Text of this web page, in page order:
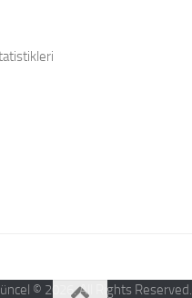
© 2026. All Rights Reserved.